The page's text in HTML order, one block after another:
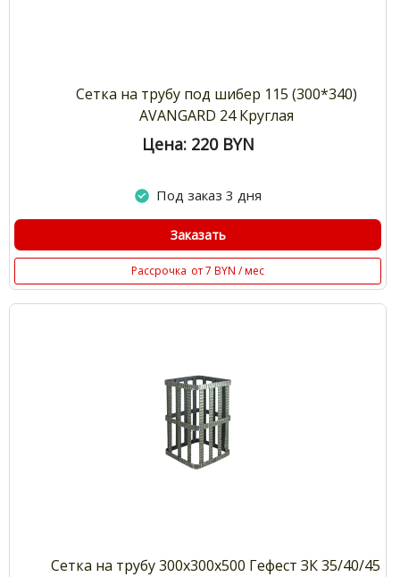
Сетка на трубу под шибер 115 (300*340)
AVANGARD 24 Круглая
Цена: 220 BYN
Под заказ 3 дня
Заказать
Рассрочка от 7 BYN / мес
Сетка на трубу 300х300х500 Гефест ЗК 35/40/45